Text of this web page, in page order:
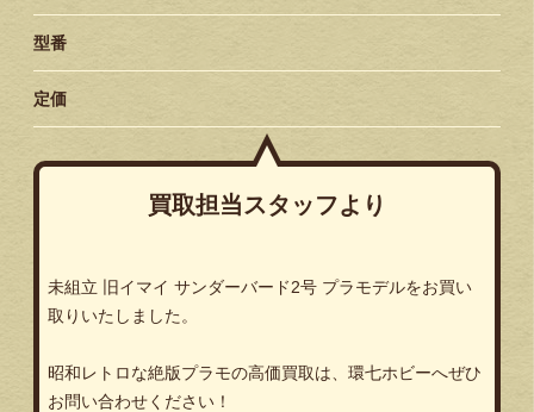
型番
定価
買取担当スタッフより
未組立 旧イマイ サンダーバード2号 プラモデルをお買い
取りいたしました。
昭和レトロな絶版プラモの高価買取は、環七ホビーへぜひ
お問い合わせください！